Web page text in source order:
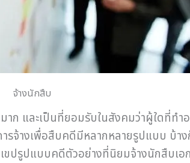
จ้างนักสืบ
าก และเป็นที่ยอมรับในสังคมว่าผู้ใดที่
รจ้างเพื่อสืบคดีมีหลากหลายรูปแบบ บ้า
ปรูปแบบคดีตัวอย่างที่นิยมจ้างนักสืบเอ